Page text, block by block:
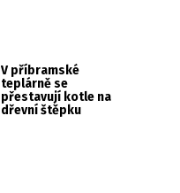
V příbramské
teplárně se
přestavují kotle na
dřevní štěpku